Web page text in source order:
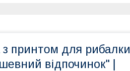
з принтом для рибалки
відпочинок" |